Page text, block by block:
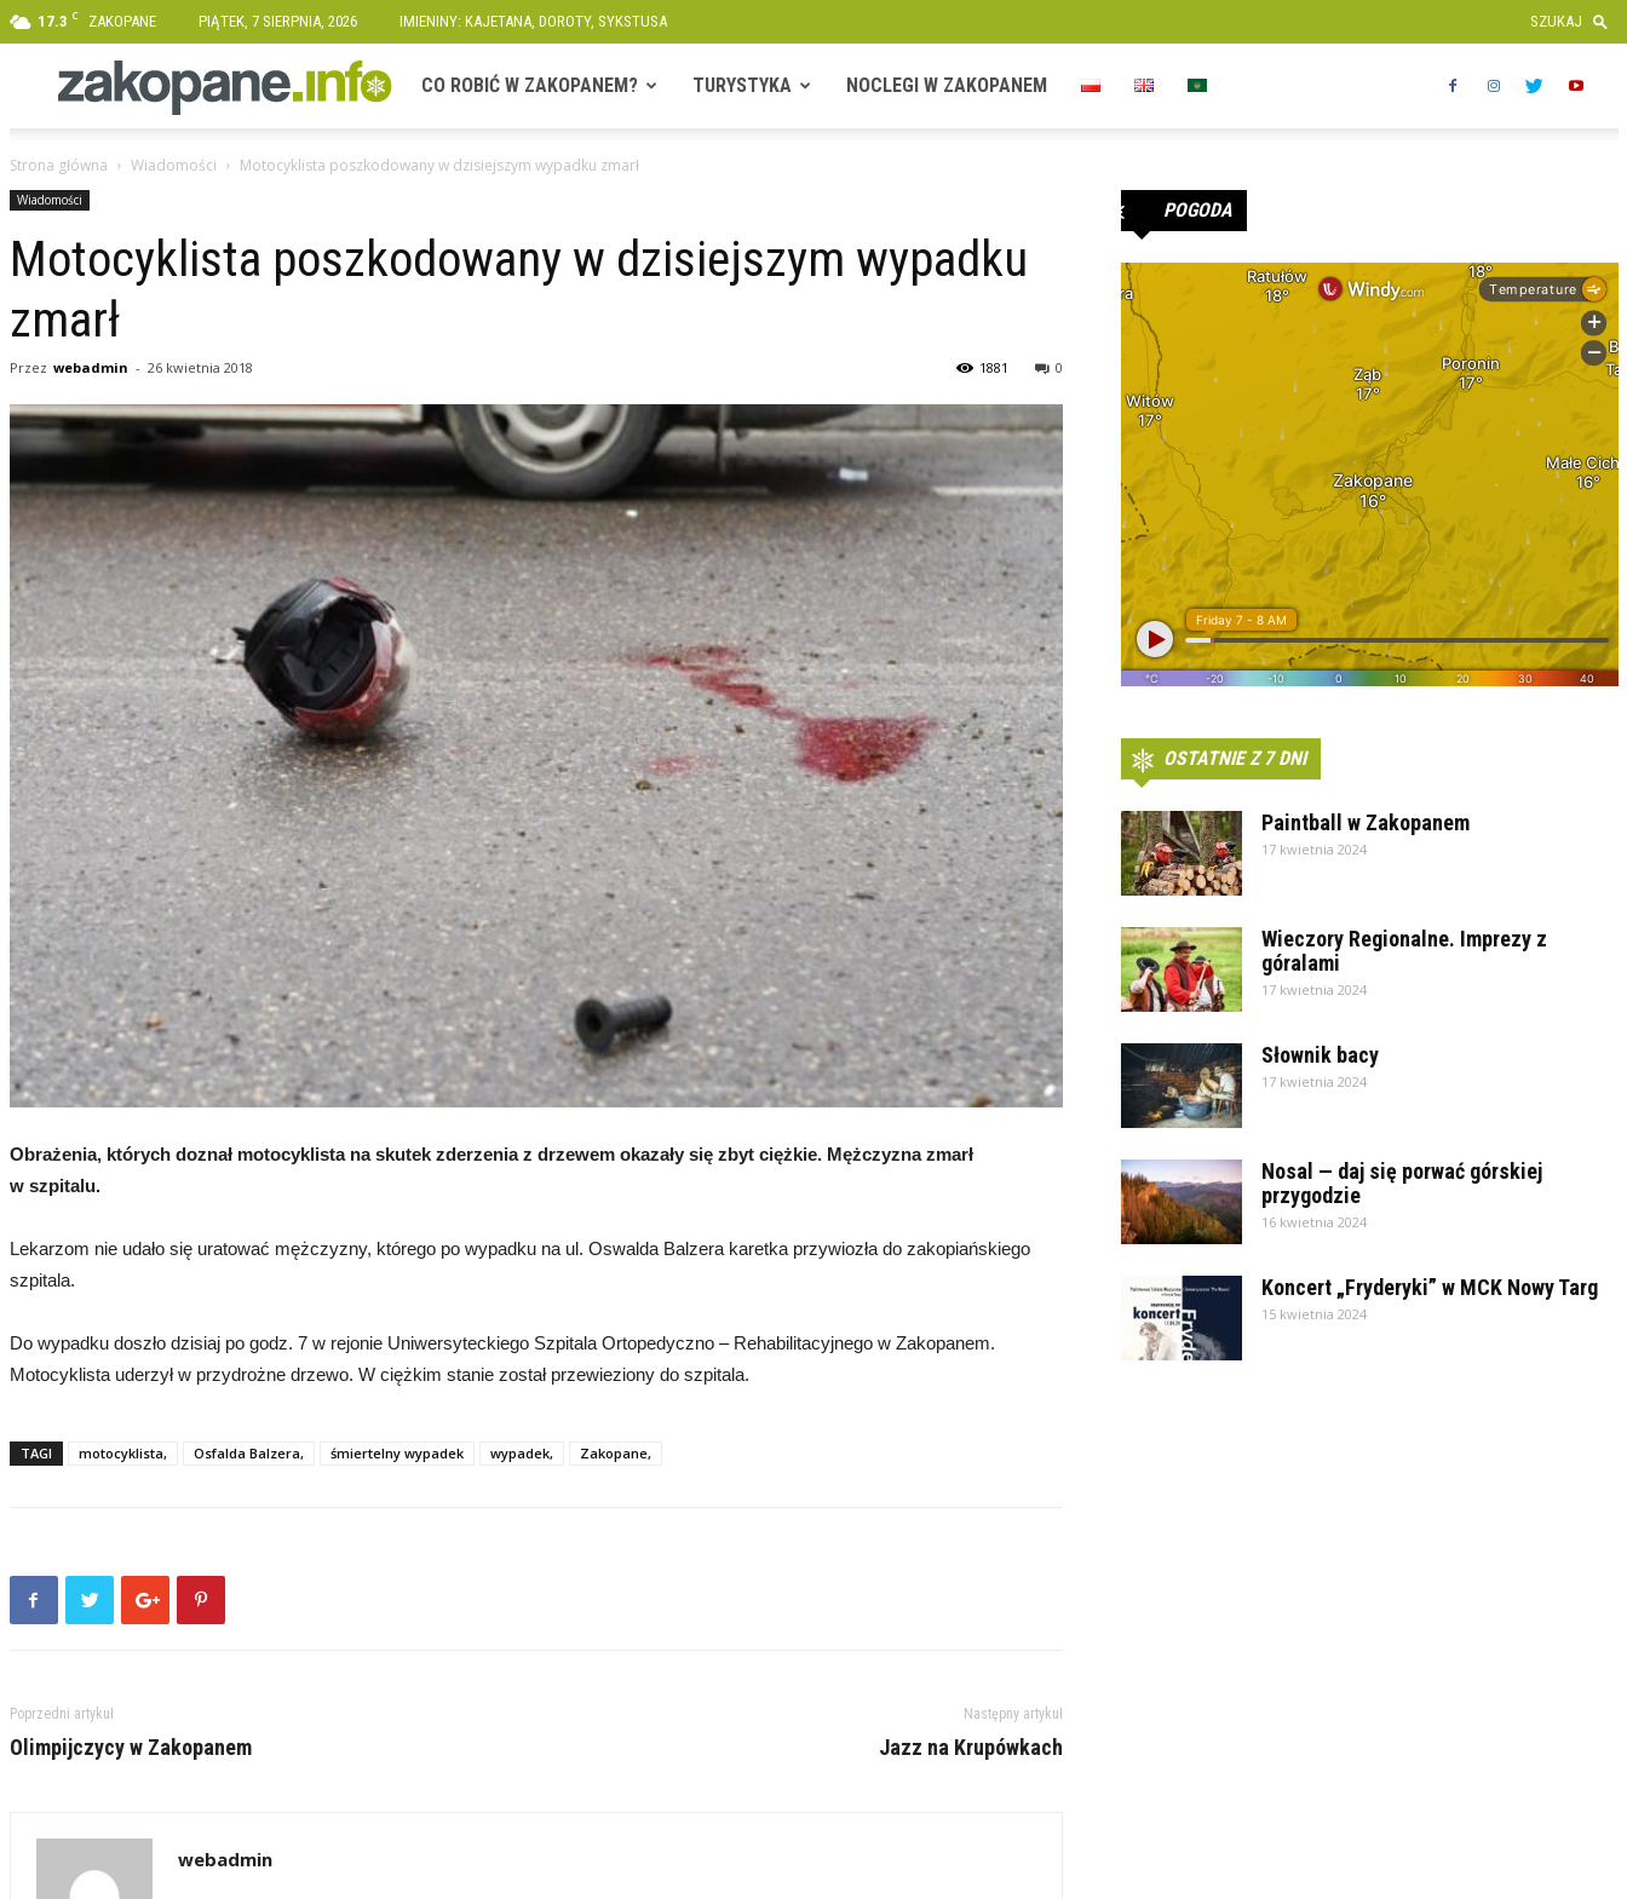
17.3 C ZAKOPANE PIĄTEK, 7 SIERPNIA, 2026 IMIENINY: KAJETANA, DOROTY, SYKSTUSA
Zakopane.info
CO ROBIĆ W ZAKOPANEM? TURYSTYKA NOCLEGI W ZAKOPANEM
Strona główna Wiadomości Motocyklista poszkodowany w dzisiejszym wypadku zmarł
Wiadomości
Motocyklista poszkodowany w dzisiejszym wypadku
zmarł
Przez webadmin - 26 kwietnia 2018 0
1881
Obrażenia, których doznał motocyklista na skutek zderzenia z drzewem okazały się zbyt ciężkie. Mężczyzna zmarł
w szpitalu.
Lekarzom nie udało się uratować mężczyzny, którego po wypadku na ul. Oswalda Balzera karetka przywiozła do zakopiańskiego
szpitala.
Do wypadku doszło dzisiaj po godz. 7 w rejonie Uniwersyteckiego Szpitala Ortopedyczno – Rehabilitacyjnego w Zakopanem.
Motocyklista uderzył w przydrożne drzewo. W ciężkim stanie został przewieziony do szpitala.
TAGI motocyklista, Osfalda Balzera, śmiertelny wypadek wypadek, Zakopane,
Poprzedni artykuł
Olimpijczycy w Zakopanem
Następny artykuł
Jazz na Krupówkach
webadmin
POGODA
OSTATNIE Z 7 DNI
Paintball w Zakopanem
17 kwietnia 2024
Wieczory Regionalne. Imprezy z
góralami
17 kwietnia 2024
Słownik bacy
17 kwietnia 2024
Nosal — daj się porwać górskiej
przygodzie
16 kwietnia 2024
Koncert „Fryderyki” w MCK Nowy Targ
15 kwietnia 2024